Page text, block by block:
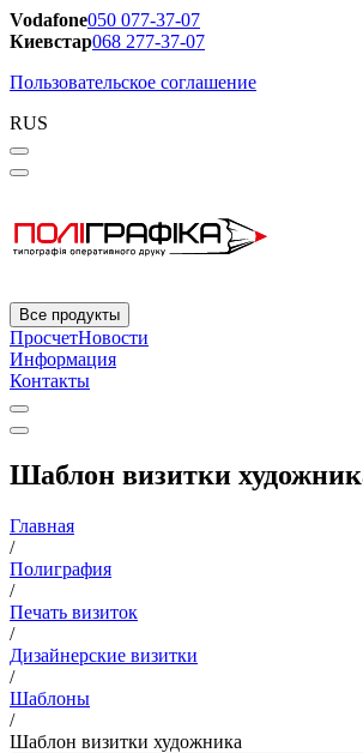
Vodafone050 077-37-07
Киевстар068 277-37-07
Пользовательское соглашение
RUS
Все продукты
ПросчетНовости
Информация
Контакты
Шаблон визитки
Главная
/
Полиграфия
/
Печать визиток
/
Дизайнерские визитки
/
Шаблоны
/
Шаблон визитки художника